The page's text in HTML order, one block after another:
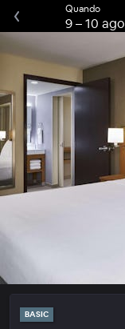
Quando
9–10 ago
BASIC